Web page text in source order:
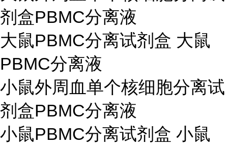
剂盒PBMC分离液
大鼠PBMC分离试剂盒 大鼠
PBMC分离液
小鼠外周血单个核细胞分离试
剂盒PBMC分离液
小鼠PBMC分离试剂盒 小鼠